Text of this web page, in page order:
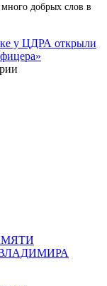
добрых слов в
у ЦДРА открыли